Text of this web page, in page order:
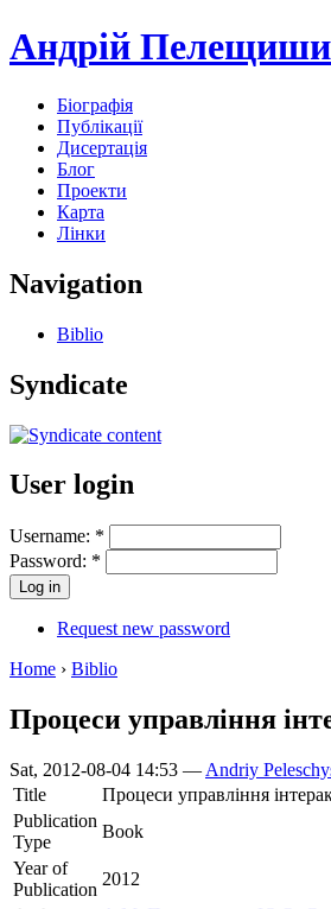
Андрій
Біографія
Публікації
Дисертація
Блог
Проекти
Карта
Лінки
Navigation
Biblio
Syndicate
User login
Username: *
Password: *
Request new password
Home › Biblio
Процеси управління
Sat, 2012-08-04 14:53 — Andriy
Title
Процеси управління
Publication
Type
Book
Year of
Publication
2012